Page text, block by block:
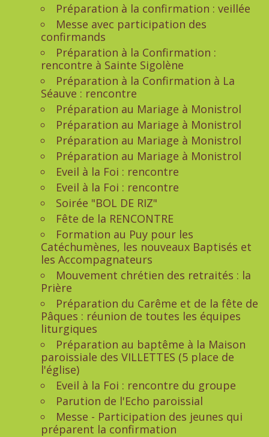
Préparation à la confirmation : veillée
Messe avec participation des
confirmands
Préparation à la Confirmation :
rencontre à Sainte Sigolène
Préparation à la Confirmation à La
Séauve : rencontre
Préparation au Mariage à Monistrol
Préparation au Mariage à Monistrol
Préparation au Mariage à Monistrol
Préparation au Mariage à Monistrol
Eveil à la Foi : rencontre
Eveil à la Foi : rencontre
Soirée "BOL DE RIZ"
Fête de la RENCONTRE
Formation au Puy pour les
Catéchumènes, les nouveaux Baptisés et
les Accompagnateurs
Mouvement chrétien des retraités : la
Prière
Préparation du Carême et de la fête de
Pâques : réunion de toutes les équipes
liturgiques
Préparation au baptême à la Maison
paroissiale des VILLETTES (5 place de
l'église)
Eveil à la Foi : rencontre du groupe
Parution de l'Echo paroissial
Messe - Participation des jeunes qui
préparent la confirmation